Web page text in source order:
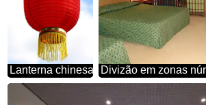
Lanterna chinesa Divizão em zonas